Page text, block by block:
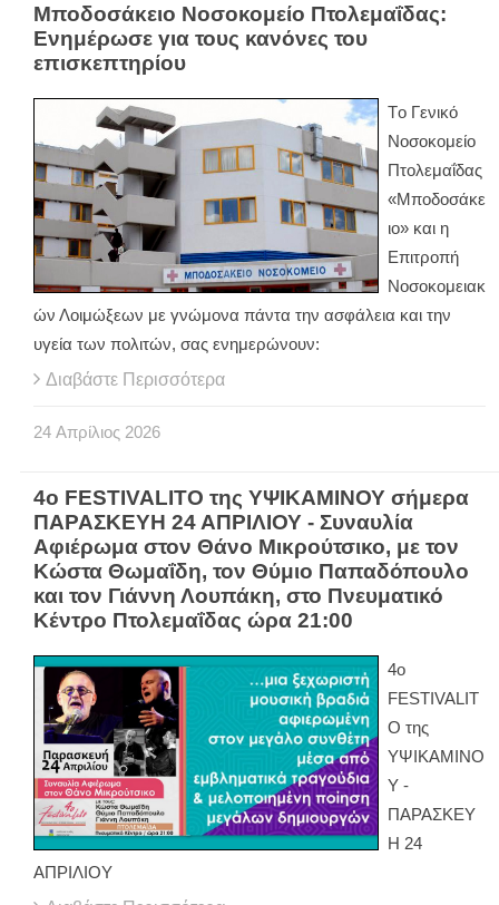
Μποδοσάκειο Νοσοκομείο Πτολεμαΐδας:
Ενημέρωσε για τους κανόνες του
επισκεπτηρίου
Tο Γενικό
Νοσοκομείο
Πτολεμαΐδας
«Μποδοσάκε
ιο» και η
Επιτροπή
Νοσοκομειακ
ών Λοιμώξεων με γνώμονα πάντα την ασφάλεια και την
υγεία των πολιτών, σας ενημερώνουν:
Διαβάστε Περισσότερα
24 Απρίλιος 2026
4ο FESTIVALITO της ΥΨΙΚΑΜΙΝΟΥ σήμερα
ΠΑΡΑΣΚΕΥΗ 24 ΑΠΡΙΛΙΟΥ - Συναυλία
Αφιέρωμα στον Θάνο Μικρούτσικο, με τον
Κώστα Θωμαΐδη, τον Θύμιο Παπαδόπουλο
και τον Γιάννη Λουπάκη, στο Πνευματικό
Κέντρο Πτολεμαΐδας ώρα 21:00
4ο
FESTIVALIT
O της
ΥΨΙΚΑΜΙΝΟ
Υ -
ΠΑΡΑΣΚΕΥ
Η 24
ΑΠΡΙΛΙΟΥ